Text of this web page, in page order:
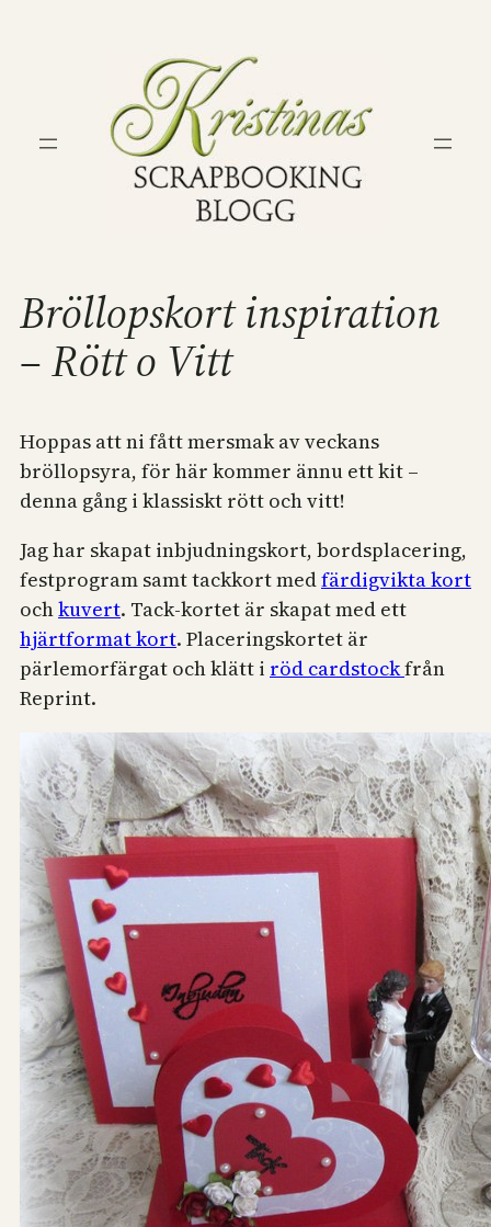
Bröllopskort inspiration
– Rött o Vitt
Hoppas att ni fått mersmak av veckans
bröllopsyra, för här kommer ännu ett kit –
denna gång i klassiskt rött och vitt!
Jag har skapat inbjudningskort, bordsplacering,
festprogram samt tackkort medfärdigvikta kort
ochkuvert. Tack-kortet är skapat med ett
hjärtformat kort. Placeringskortet är
pärlemorfärgat och klätt i röd cardstockfrån
Reprint.